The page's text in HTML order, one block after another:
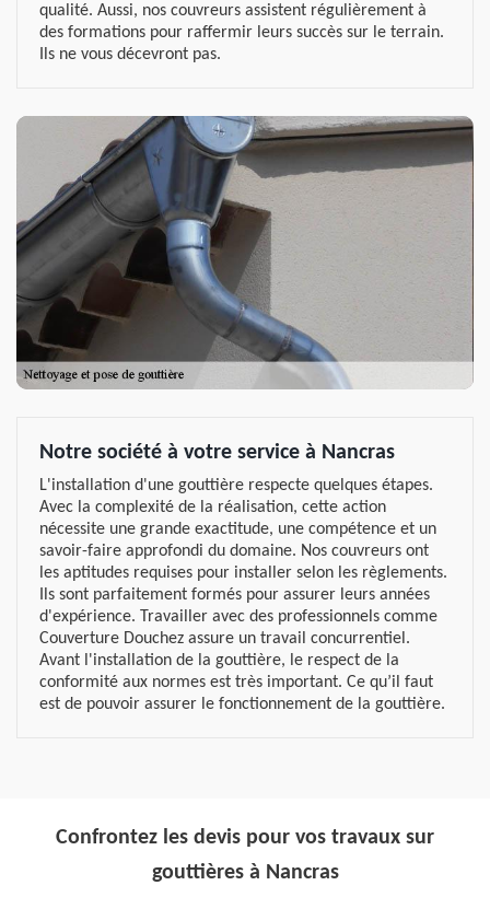
qualité. Aussi, nos couvreurs assistent régulièrement à
des formations pour raffermir leurs succès sur le terrain.
Ils ne vous décevront pas.
Notre société à votre service à Nancras
L'installation d'une gouttière respecte quelques étapes.
Avec la complexité de la réalisation, cette action
nécessite une grande exactitude, une compétence et un
savoir-faire approfondi du domaine. Nos couvreurs ont
les aptitudes requises pour installer selon les règlements.
Ils sont parfaitement formés pour assurer leurs années
d'expérience. Travailler avec des professionnels comme
Couverture Douchez assure un travail concurrentiel.
Avant l'installation de la gouttière, le respect de la
conformité aux normes est très important. Ce qu’il faut
est de pouvoir assurer le fonctionnement de la gouttière.
Confrontez les devis pour vos travaux sur
gouttières à Nancras